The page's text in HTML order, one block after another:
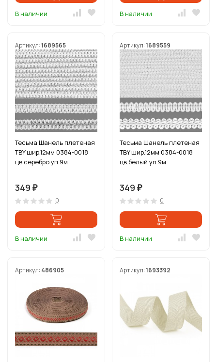
В наличии В наличии
Артикул:1689565
Тесьма Шанель плетеная
TBY шир.12мм 0384-0018
цв.серебро уп.9м
349 ₽
0
В наличии
Артикул:1689559
Тесьма Шанель плетеная
TBY шир.12мм 0384-0018
цв.белый уп.9м
349 ₽
0
В наличии
Артикул: 486905 Артикул:1693392